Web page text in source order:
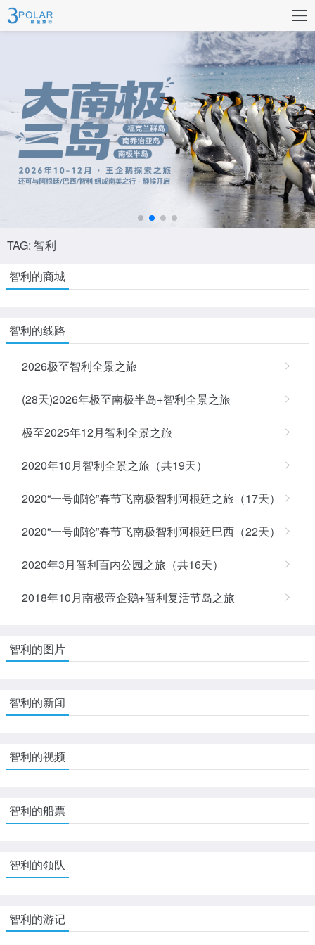
TAG: 智利
智利的商城
智利的线路
2026极至智利全景之旅
(28天)2026年极至南极半岛+智利全景之旅
极至2025年12月智利全景之旅
2020年10月智利全景之旅（共19天）
2020“一号邮轮”春节飞南极智利阿根廷之旅（17天）
2020“一号邮轮”春节飞南极智利阿根廷巴西（22天）
2020年3月智利百内公园之旅（共16天）
2018年10月南极帝企鹅+智利复活节岛之旅
智利的图片
智利的新闻
智利的视频
智利的船票
智利的领队
智利的游记
联系我们